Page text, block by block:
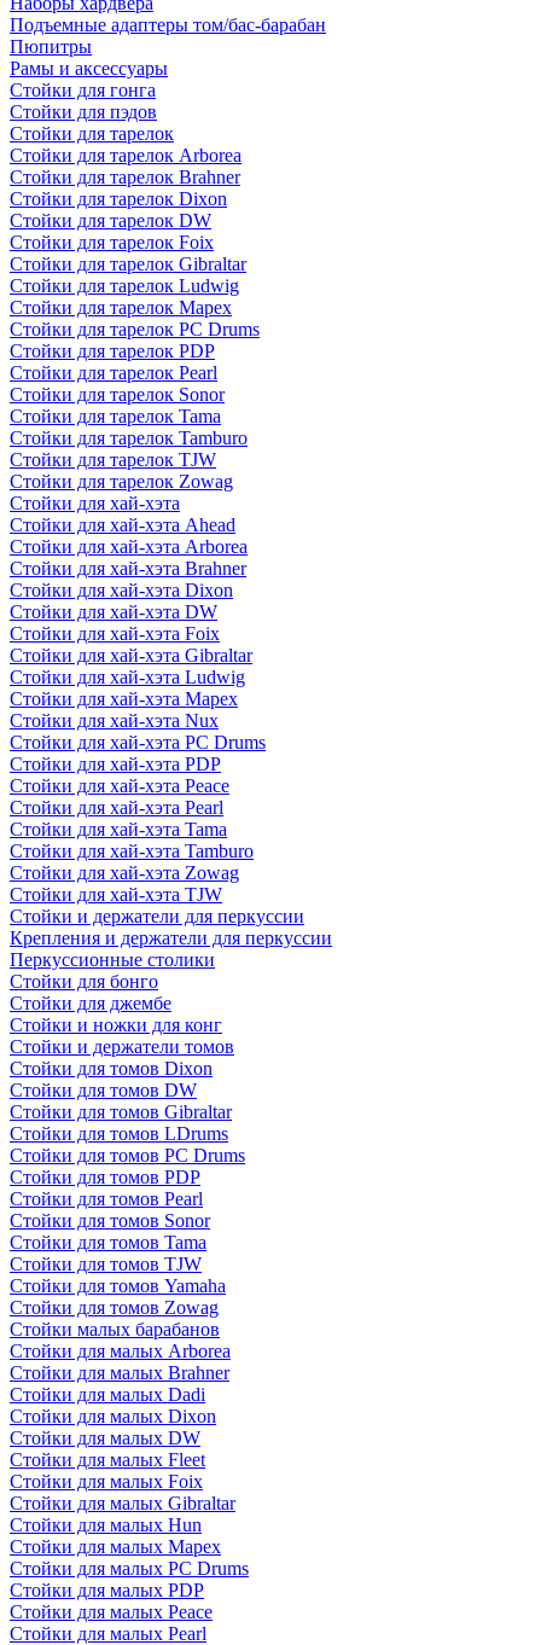
Подъемные адаптеры том/бас-барабан
Пюпитры
Рамы и аксессуары
Стойки для гонга
Стойки для пэдов
Стойки для тарелок
Стойки для тарелок Arborea
Стойки для тарелок Brahner
Стойки для тарелок Dixon
Стойки для тарелок DW
Стойки для тарелок Foix
Стойки для тарелок Gibraltar
Стойки для тарелок Ludwig
Стойки для тарелок Mapex
Стойки для тарелок PC Drums
Стойки для тарелок PDP
Стойки для тарелок Pearl
Стойки для тарелок Sonor
Стойки для тарелок Tama
Стойки для тарелок Tamburo
Стойки для тарелок TJW
Стойки для тарелок Zowag
Стойки для хай-хэта
Стойки для хай-хэта Ahead
Стойки для хай-хэта Arborea
Стойки для хай-хэта Brahner
Стойки для хай-хэта Dixon
Стойки для хай-хэта DW
Стойки для хай-хэта Foix
Стойки для хай-хэта Gibraltar
Стойки для хай-хэта Ludwig
Стойки для хай-хэта Mapex
Стойки для хай-хэта Nux
Стойки для хай-хэта PC Drums
Стойки для хай-хэта PDP
Стойки для хай-хэта Peace
Стойки для хай-хэта Pearl
Стойки для хай-хэта Tama
Стойки для хай-хэта Tamburo
Стойки для хай-хэта Zowag
Стойки для хай-хэта TJW
Стойки и держатели для перкуссии
Крепления и держатели для перкуссии
Перкуссионные столики
Стойки для бонго
Стойки для джембе
Стойки и ножки для конг
Стойки и держатели томов
Стойки для томов Dixon
Стойки для томов DW
Стойки для томов Gibraltar
Стойки для томов LDrums
Стойки для томов PC Drums
Стойки для томов PDP
Стойки для томов Pearl
Стойки для томов Sonor
Стойки для томов Tama
Стойки для томов TJW
Стойки для томов Yamaha
Стойки для томов Zowag
Стойки малых барабанов
Стойки для малых Arborea
Стойки для малых Brahner
Стойки для малых Dadi
Стойки для малых Dixon
Стойки для малых DW
Стойки для малых Fleet
Стойки для малых Foix
Стойки для малых Gibraltar
Стойки для малых Hun
Стойки для малых Mapex
Стойки для малых PC Drums
Стойки для малых PDP
Стойки для малых Peace
Стойки для малых Pearl